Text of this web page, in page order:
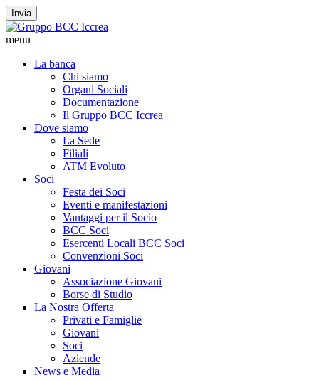
Invia
menu
La banca
Chi siamo
Organi Sociali
Documentazione
Il Gruppo BCC Iccrea
Dove siamo
La Sede
Filiali
ATM Evoluto
Soci
Festa dei Soci
Eventi e manifestazioni
Vantaggi per il Socio
BCC Soci
Esercenti Locali BCC Soci
Convenzioni Soci
Giovani
Associazione Giovani
Borse di Studio
La Nostra Offerta
Privati e Famiglie
Giovani
Soci
Aziende
News e Media